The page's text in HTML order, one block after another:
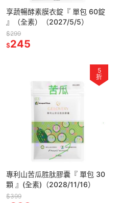
享蔬暢酵素膜衣錠『 單包 60錠
』（全素）（2027/5/5）
$299
$245
5
折
專利山苦瓜胜肽膠囊『 單包 30
顆 』(全素)（2028/11/16）
$399